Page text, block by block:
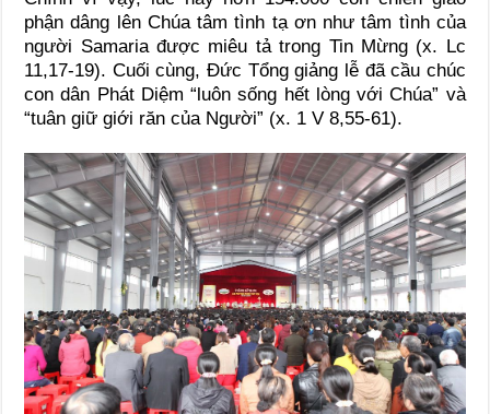
phận dâng lên Chúa tâm tình tạ ơn như tâm tình của
người Samaria được miêu tả trong Tin Mừng (x. Lc
11,17-19). Cuối cùng, Đức Tổng giảng lễ đã cầu chúc
con dân Phát Diệm “luôn sống hết lòng với Chúa” và
“tuân giữ giới răn của Người” (x. 1 V 8,55-61).